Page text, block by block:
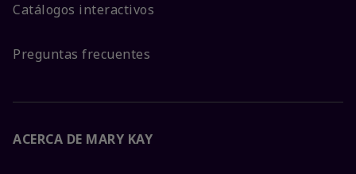
Catálogos interactivos
Preguntas frecuentes
ACERCA DE MARY KAY